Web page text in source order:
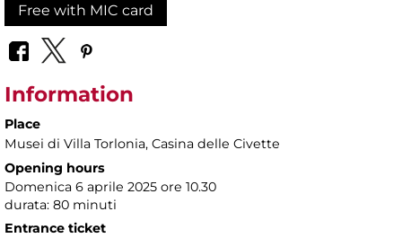
Free with MIC card
Information
Place
Musei di Villa Torlonia, Casina delle Civette
Opening hours
Domenica 6 aprile 2025 ore 10.30
durata: 80 minuti
Entrance ticket